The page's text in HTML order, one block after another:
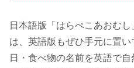
日本語版「はらぺこあおむ
は、英語版もぜひ手元に置
日・食べ物の名前を英語で